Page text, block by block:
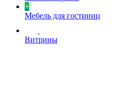
+
Мебель для гостиниц
Витрины